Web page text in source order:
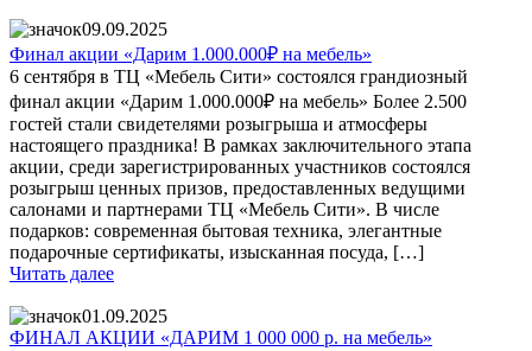
09.09.2025
Финал акции «Дарим 1.000.000₽ на мебель»
6 сентября в ТЦ «Мебель Сити» состоялся грандиозный
финал акции «Дарим 1.000.000₽ на мебель» Более 2.500
гостей стали свидетелями розыгрыша и атмосферы
настоящего праздника! В рамках заключительного этапа
акции, среди зарегистрированных участников состоялся
розыгрыш ценных призов, предоставленных ведущими
салонами и партнерами ТЦ «Мебель Сити». В числе
подарков: современная бытовая техника, элегантные
подарочные сертификаты, изысканная посуда, […]
Читать далее
01.09.2025
ФИНАЛ АКЦИИ «ДАРИМ 1 000 000 р. на мебель»